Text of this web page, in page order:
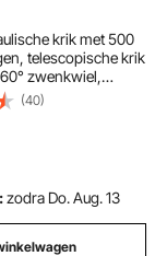
krik met 500
telescopische krik
zwenkwiel,
202 cm, takel voor
Rood + Zwart
(40)
zodra Do. Aug. 13